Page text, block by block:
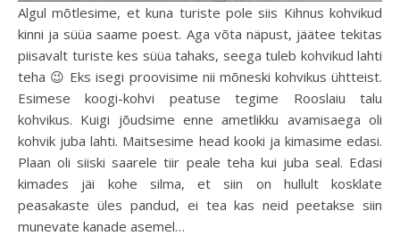
Algul mõtlesime, et kuna turiste pole siis Kihnus kohvikud
kinni ja süüa saame poest. Aga võta näpust, jäätee tekitas
piisavalt turiste kes süüa tahaks, seega tuleb kohvikud lahti
teha 😉 Eks isegi proovisime nii mõneski kohvikus ühtteist.
Esimese koogi-kohvi peatuse tegime Rooslaiu talu
kohvikus. Kuigi jõudsime enne ametlikku avamisaega oli
kohvik juba lahti. Maitsesime head kooki ja kimasime edasi.
Plaan oli siiski saarele tiir peale teha kui juba seal. Edasi
kimades jäi kohe silma, et siin on hullult kosklate
peasakaste üles pandud, ei tea kas neid peetakse siin
munevate kanade asemel…